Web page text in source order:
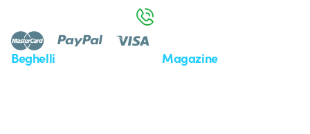
Beghelli Magazine